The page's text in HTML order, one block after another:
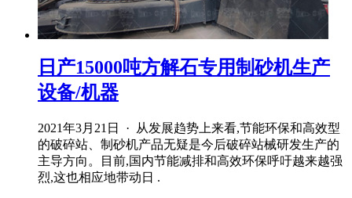
日产15000吨方解石专用制砂机生产
设备/机器
2021年3月21日 · 从发展趋势上来看,节能环保和高效型
的破碎站、制砂机产品无疑是今后破碎站械研发生产的
主导方向。目前,国内节能减排和高效环保呼吁越来越强
烈,这也相应地带动日 .